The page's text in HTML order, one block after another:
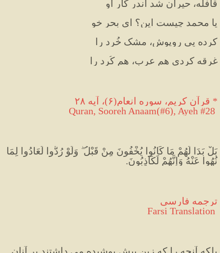
قافله، حیران شد اندر کار او
یا محمد چیست این؟ ای بحر خو
کرده‌ یی روپوش، مشک خُرد را
غرقه کردی هم عرب، هم کُرد را
* قرآن كريم، سوره انعام(۶)، آيه ٢٨
نُهُوا عَنْهُ وَإِنَّهُمْ لَكَاذِبُونَ.
ترجمه فارسی